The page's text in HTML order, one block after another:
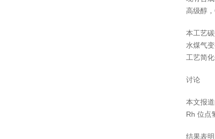
高级醇
本工艺
水煤气
工艺简化
讨论
本文报
Rh 位点
结果表